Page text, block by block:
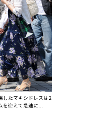
したマキシドレスは2
迎えて急速に...